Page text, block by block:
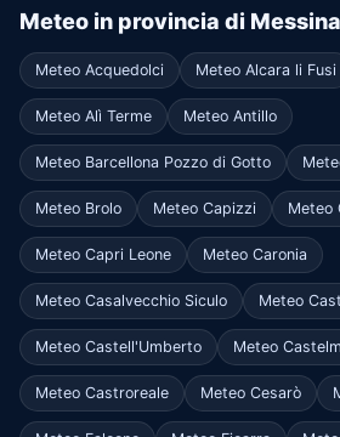
Meteo in provincia di Messina
Meteo Acquedolci Meteo Alcara li Fusi
Meteo Alì Terme Meteo Antillo
Meteo Barcellona Pozzo di Gotto
Meteo Brolo Meteo Capizzi Meteo
Meteo Capri Leone Meteo Caronia
Meteo Casalvecchio Siculo Meteo
Meteo Castell'Umberto Meteo
Meteo Castroreale Meteo Cesarò